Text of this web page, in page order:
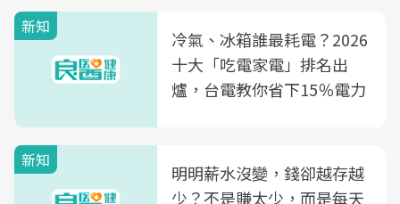
光田醫院建構360度女性健
康照護生態圈
新知
冷氣、冰箱誰最耗電？2026
十大「吃電家電」排名出
爐，台電教你省下15％電力
新知
明明薪水沒變，錢卻越存越
少？不是賺太少，而是每天